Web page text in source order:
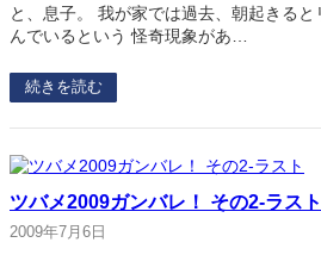
と、息子。 我が家では過去、朝起きる
んでいるという 怪奇現象があ…
続きを読む
ツバメ2009ガンバレ！ その2-ラスト
2009年7月6日